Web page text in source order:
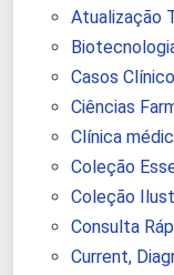
Atualização
Casos
Ciências
Clínica
Coleção
Coleção
Consulta
Current,